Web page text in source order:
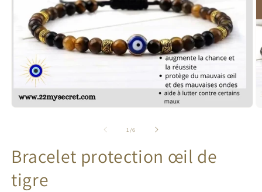
une
fenêtre
modale
1 /de
6
Bracelet protection œil de
tigre